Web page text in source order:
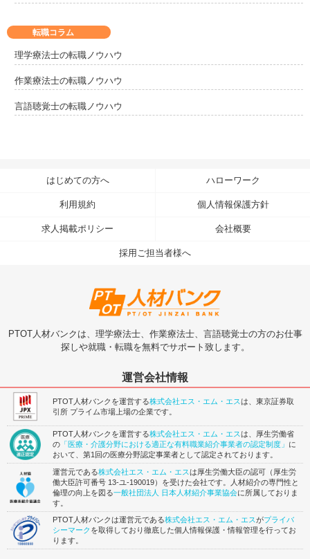
転職コラム
理学療法士の転職ノウハウ
作業療法士の転職ノウハウ
言語聴覚士の転職ノウハウ
はじめての方へ ハローワーク
利用規約 個人情報保護方針
求人掲載ポリシー 会社概要
採用ご担当者様へ
PTOT人材バンクは、理学療法士、作業療法士、言語聴覚士の方のお仕事
探しや就職・転職を無料でサポート致します。
運営会社情報
PTOT人材バンクを運営する株式会社エス・エム・エスは、東京証券取
引所 プライム市場上場の企業です。
PTOT人材バンクを運営する株式会社エス・エム・エスは、厚生労働省
の 「医療・介護分野における適正な有料職業紹介事業者の認定制度」 に
おいて、第1回の医療分野認定事業者として認定されております。
運営元である株式会社エス・エム・エスは厚生労働大臣の認可（厚生労
働大臣許可番号 13-ユ-190019）を受けた会社です。人材紹介の専門性と
倫理の向上を図る一般社団法人 日本人材紹介事業協会に所属しておりま
す。
PTOT人材バンクは運営元である株式会社エス・エム・エスがプライバ
シーマーク を取得しており徹底した個人情報保護・情報管理を行ってお
ります。